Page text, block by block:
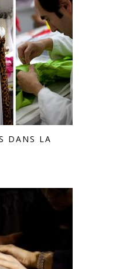
DANS LA